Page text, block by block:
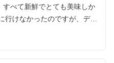
べて新鮮でとても美味しか
行けなかったのですが、デザ